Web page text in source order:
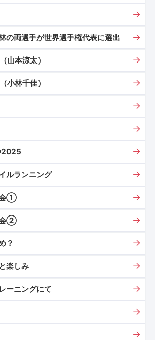
の両選手が世界選手権代表に選出
山本涼太）
小林千佳）
ルランニング
会①
会②
？
楽しみ
ーニングにて